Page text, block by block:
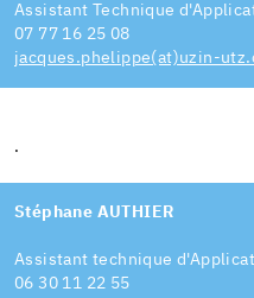
Assistant Technique
07 77 16 25 08
jacques.phelippe(at)uzin-
.
Stéphane AUTHIER
Assistant technique
06 30 11 22 55